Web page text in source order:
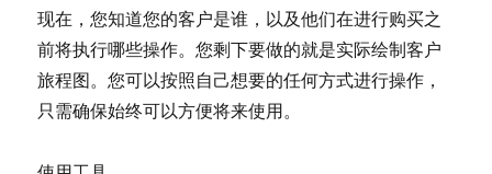
现在，您知道您的客户是谁，以及他们在进行购买之
前将执行哪些操作。您剩下要做的就是实际绘制客户
旅程图。您可以按照自己想要的任何方式进行操作，
只需确保始终可以方便将来使用。